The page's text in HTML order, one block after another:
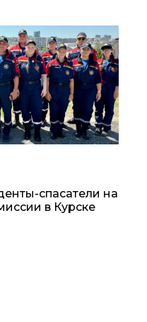
спасатели на
в Курске